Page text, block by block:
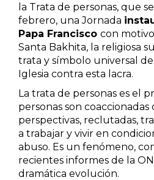
la Trata de personas, que
febrero, una Jornada
Papa Francisco con
Santa Bakhita, la religiosa
trata y símbolo universal
Iglesia contra esta lacra.
La trata de personas es el
personas son coaccionadas
perspectivas, reclutadas,
a trabajar y vivir en
abuso. Es un fenómeno,
recientes informes de la
dramática evolución.